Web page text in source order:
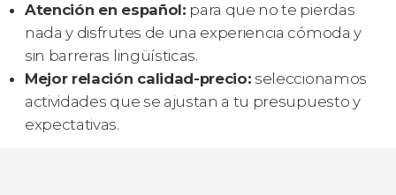
Atención en español: para que no te pierdas
nada y disfrutes de una experiencia cómoda y
sin barreras lingüísticas.
Mejor relación calidad-precio: seleccionamos
actividades que se ajustan a tu presupuesto y
expectativas.